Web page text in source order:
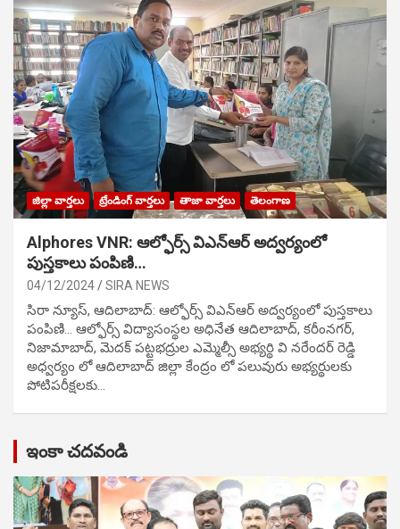
జిల్లా వార్తలు ట్రేండింగ్ వార్తలు తాజా వార్తలు తెలంగాణ
Alphores VNR: ఆల్ఫోర్స్ విఎన్ఆర్ అద్వర్యంలో
పుస్తకాలు పంపిణి…
04/12/2024 SIRA NEWS
సిరా న్యూస్, ఆదిలాబాద్: ఆల్ఫోర్స్ విఎన్ఆర్ అద్వర్యంలో పుస్తకాలు
పంపిణి… ఆల్ఫోర్స్ విద్యాసంస్థల అధినేత ఆదిలాబాద్, కరీంనగర్,
నిజామాబాద్, మెదక్ పట్టభద్రుల ఎమ్మెల్సీ అభ్యర్థి వి నరేందర్ రెడ్డి
అధ్వర్యం లో ఆదిలాబాద్ జిల్లా కేంద్రం లో పలువురు అభ్యర్థులకు
పోటిప‌రీక్ష‌ల‌కు…
ఇంకా చదవండి